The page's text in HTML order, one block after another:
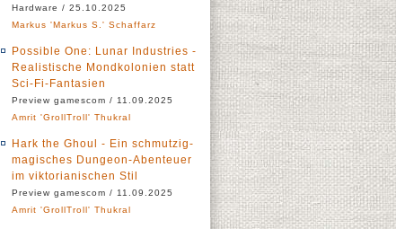
Hardware / 25.10.2025
Markus 'Markus S.' Schaffarz
Possible One: Lunar Industries -
Realistische Mondkolonien statt
Sci-Fi-Fantasien
Preview gamescom / 11.09.2025
Amrit 'GrollTroll' Thukral
Hark the Ghoul - Ein schmutzig-
magisches Dungeon-Abenteuer
im viktorianischen Stil
Preview gamescom / 11.09.2025
Amrit 'GrollTroll' Thukral